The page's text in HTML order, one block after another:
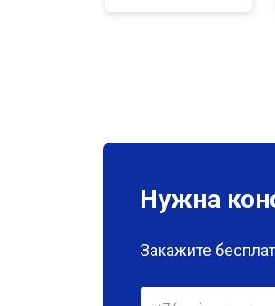
Нужна
Закажите